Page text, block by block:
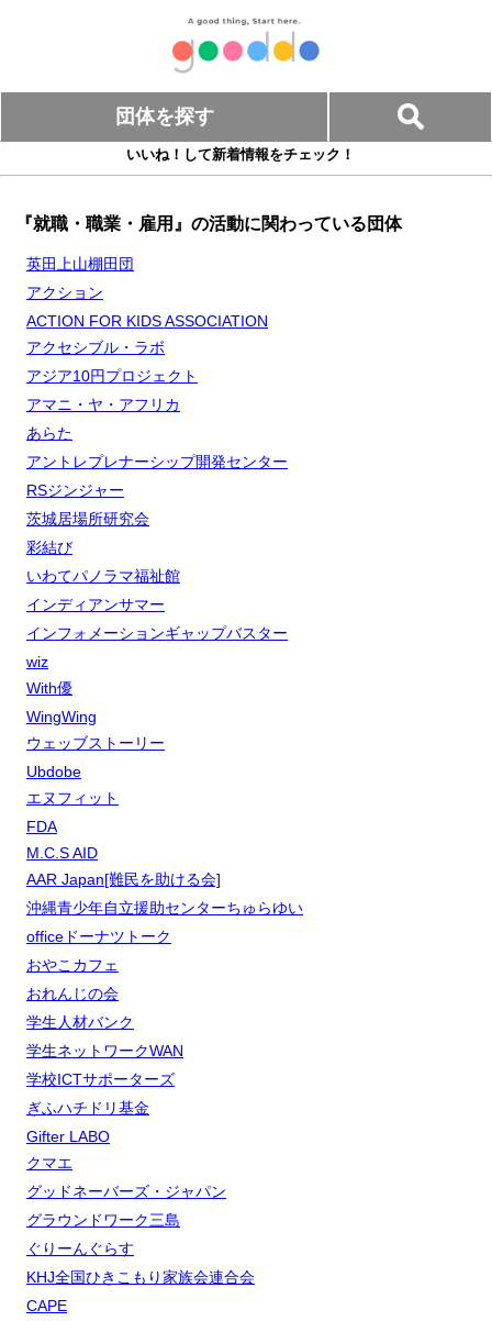
団体を探す
いいね！して新着情報をチェック！
『就職・職業・雇用』の活動に関わっている団体
英田上山棚田団
アクション
ACTION FOR KIDS ASSOCIATION
アクセシブル・ラボ
アジア10円プロジェクト
アマニ・ヤ・アフリカ
あらた
アントレプレナーシップ開発センター
RSジンジャー
茨城居場所研究会
彩結び
いわてパノラマ福祉館
インディアンサマー
インフォメーションギャップバスター
wiz
With優
WingWing
ウェッブストーリー
Ubdobe
エヌフィット
FDA
M.C.S AID
AAR Japan[難民を助ける会]
沖縄青少年自立援助センターちゅらゆい
officeドーナツトーク
おやこカフェ
おれんじの会
学生人材バンク
学生ネットワークWAN
学校ICTサポーターズ
ぎふハチドリ基金
Gifter LABO
クマエ
グッドネーバーズ・ジャパン
グラウンドワーク三島
ぐりーんぐらす
KHJ全国ひきこもり家族会連合会
CAPE